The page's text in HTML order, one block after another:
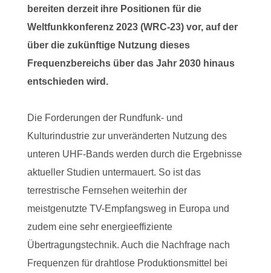
bereiten derzeit ihre Positionen für die
Weltfunkkonferenz 2023 (WRC-23) vor, auf der
über die zukünftige Nutzung dieses
Frequenzbereichs über das Jahr 2030 hinaus
entschieden wird.
Die Forderungen der Rundfunk- und
Kulturindustrie zur unveränderten Nutzung des
unteren UHF-Bands werden durch die Ergebnisse
aktueller Studien untermauert. So ist das
terrestrische Fernsehen weiterhin der
meistgenutzte TV-Empfangsweg in Europa und
zudem eine sehr energieeffiziente
Übertragungstechnik. Auch die Nachfrage nach
Frequenzen für drahtlose Produktionsmittel bei